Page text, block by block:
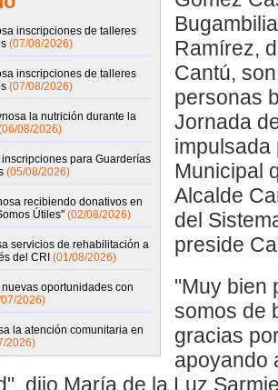
inscripciones de talleres
(07/08/2026)
inscripciones de talleres
(07/08/2026)
la nutrición durante la
08/2026)
para Guarderías
(05/08/2026)
recibiendo donativos en
Útiles" (02/08/2026)
servicios de rehabilitación a
del CRI (01/08/2026)
oportunidades con
2026)
la atención comunitaria en
2026)
Ramírez,
Cantú,
personas
Jornada
impulsada
Municipal
Alcalde
del
preside
"Muy bien
somos de
gracias
apoyando
dijo María de la Luz